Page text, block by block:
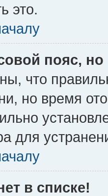
это.
пояс,
что
но время
для
в списке!